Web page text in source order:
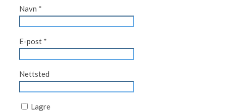
Navn *
E-post *
Nettsted
Lagre